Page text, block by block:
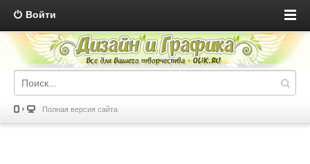
Войти
Полная версия сайта